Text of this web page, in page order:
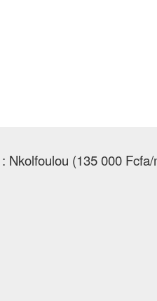
Nkolfoulou (135 000